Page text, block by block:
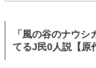
「風の谷のナウ
てるJ民0人説【原